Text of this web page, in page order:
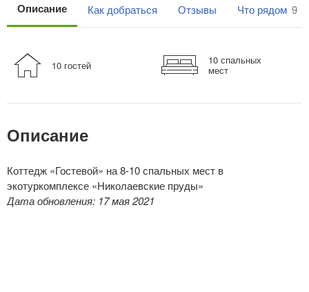
Описание Как добраться Отзывы Что рядом 9
10 гостей 10 спальных
мест
Описание
Коттедж «Гостевой» на 8-10 спальных мест в
экотуркомплексе «Николаевские пруды»
Дата обновления: 17 мая 2021